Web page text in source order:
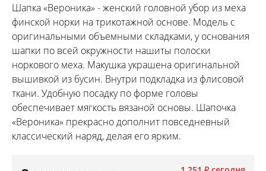
Шапка «Вероника» - женский головной убор из меха
финской норки на трикотажной основе. Модель с
оригинальными объемными складками, у основания
шапки по всей окружности нашиты полоски
норкового меха. Макушка украшена оригинальной
вышивкой из бусин. Внутри подкладка из флисовой
ткани. Удобную посадку по форме головы
обеспечивает мягкость вязаной основы. Шапочка
«Вероника» прекрасно дополнит повседневный
классический наряд, делая его ярким.